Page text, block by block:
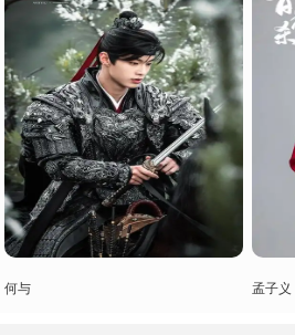
何与 孟子义